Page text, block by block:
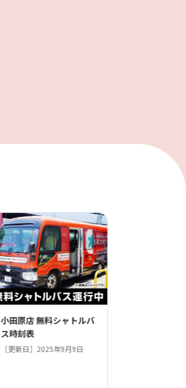
小田原店 無料シャトルバ
ス時刻表
［更新日］2025年9月9日